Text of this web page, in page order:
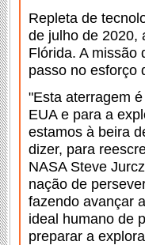
Repleta de
de julho de 2020,
Flórida. A missão
passo no esforço
"Esta aterragem
EUA e para a
estamos à beira
dizer, para
NASA Steve
nação de
fazendo avançar
ideal humano de
preparar a